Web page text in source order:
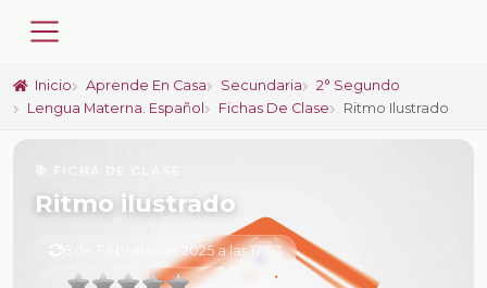
Inicio Aprende En Casa Secundaria
2° Segundo
Lengua Materna. Español
Fichas De Clase Ritmo Ilustrado
Ritmo ilustrado
6 de Febrero de 2025 a las 17:03